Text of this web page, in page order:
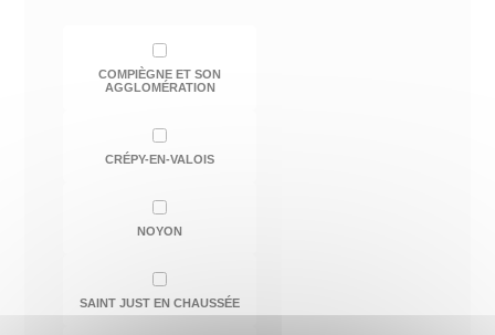
COMPIÈGNE ET SON
AGGLOMÉRATION
CRÉPY-EN-VALOIS
NOYON
SAINT JUST EN CHAUSSÉE